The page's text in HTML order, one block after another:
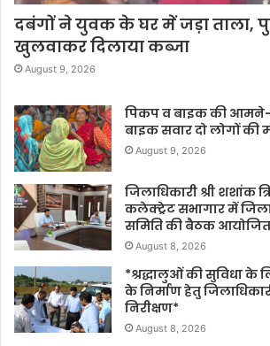
दबंगों ने युवक के घर में जड़ा ताला,
खुलवाकर दिलाया कब्जा
August 9, 2026
पिकप व बाइक की
बाइक सवार दो लोगों की
August 9, 2026
जिलाधिकारी श्री शशांक
कलेक्ट्रेट सभागार में
समिति की बैठक
August 8, 2026
*श्रद्धालुओं की सुविधा के
के निर्माण हेतु
निरीक्षण*
August 8, 2026